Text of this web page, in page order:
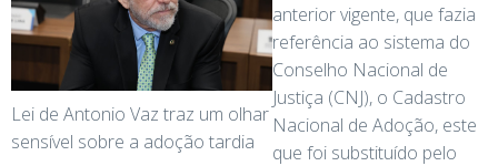
Lei de Antonio Vaz traz um olhar
sensível sobre a adoção tardia
anterior vigente, que fazia
referência ao sistema do
Conselho Nacional de
Justiça (CNJ), o Cadastro
Nacional de Adoção, este
que foi substituído pelo